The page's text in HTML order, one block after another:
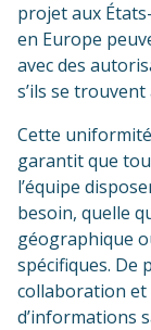
projet aux
en Europe
avec des
s’ils se
Cette
garantit que
l’équipe
besoin, quelle
géographique
spécifiques. De
collaboration et
d’informations